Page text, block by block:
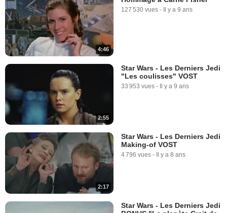
0:31
SPOT VO "Héros"
0:31
Star Wars - Les Derniers Jedi
Teaser "Resist It" VO
22 094 vues - Il y a 8 ans
4:46
127 530 vues - Il y a 9 ans
2:55
Star Wars - Les Derniers Jedi
"Les coulisses" VOST
33 953 vues - Il y a 9 ans
2:17
Star Wars - Les Derniers Jedi
Making-of VOST
4 796 vues - Il y a 8 ans
Star Wars - Les Derniers Jedi